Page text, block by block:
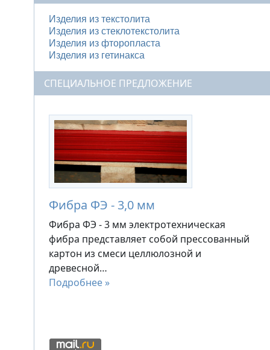
Изделия из текстолита
Изделия из стеклотекстолита
Изделия из фторопласта
Изделия из гетинакса
СПЕЦИАЛЬНОЕ ПРЕДЛОЖЕНИЕ
Фибра ФЭ - 3,0 мм
Фибра ФЭ - 3 мм электротехническая
фибра представляет собой прессованный
картон из смеси целлюлозной и
древесной…
Подробнее »